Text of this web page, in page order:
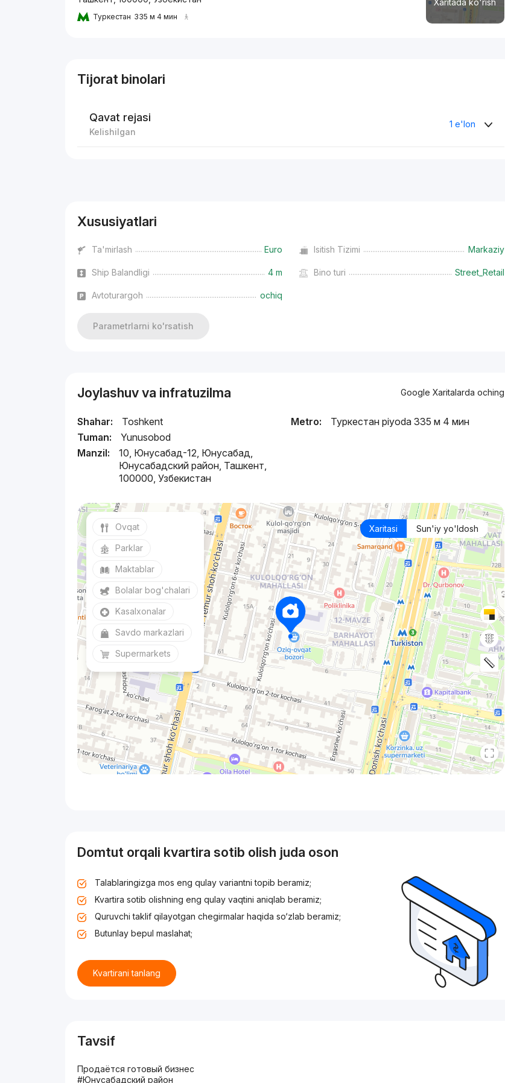
Xaritada ko'rish
Туркестан 335 м 4 мин
Tijorat binolari
Qavat rejasi
Kelishilgan
1 e'lon
Xususiyatlari
Ta'mirlash Euro Isitish Tizimi Markaziy
Ship Balandligi 4 m Bino turi Street_Retail
Avtoturargoh ochiq
Parametrlarni ko'rsatish
Joylashuv va infratuzilma Google Xaritalarda oching
Shahar:
Toshkent
Tuman:
Yunusobod
Manzil:
10, Юнусабад-12, Юнусабад,
Юнусабадский район, Ташкент,
100000, Узбекистан
Metro: Туркестан piyoda 335 м 4 мин
Xaritasi Sun'iy yo'ldosh
Ovqat
Parklar
Maktablar
Bolalar bog'chalari
Kasalxonalar
Savdo markazlari
Supermarkets
Domtut orqali kvartira sotib olish juda oson
Talablaringizga mos eng qulay variantni topib beramiz;
Kvartira sotib olishning eng qulay vaqtini aniqlab beramiz;
Quruvchi taklif qilayotgan chegirmalar haqida so‘zlab beramiz;
Butunlay bepul maslahat;
Kvartirani tanlang
Tavsif
Продаётся готовый бизнес
#Юнусабадский район